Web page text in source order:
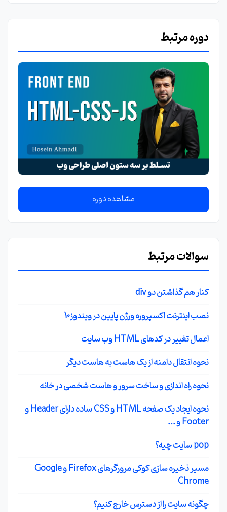
دوره مرتبط
مشاهده دوره
سوالات مرتبط
کنار هم گذاشتن دو div
نصب اینترنت اکسپروره ورژن پایین در ویندوز10
اعمال تغییر در کدهای HTML وب سایت
نحوه انتقال دامنه از یک هاست به هاست دیگر
نحوه راه اندازی و ساخت سرور و هاست شخصی در خانه
نحوه ایجاد یک صفحه HTML و CSS ساده دارای Header و
Footer و ...
pop سایت چیه؟
مسیر ذخیره سازی کوکی مرورگرهای Firefox و Google
Chrome
چگونه سایت را از دسترس خارج کنیم؟